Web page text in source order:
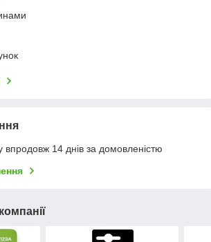
впродовж 14 днів за домовленістю